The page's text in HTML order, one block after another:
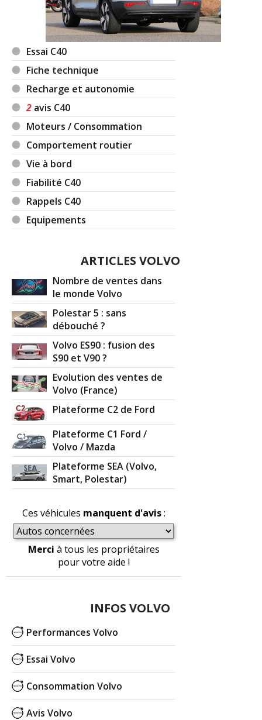
Essai C40
Fiche technique
Recharge et autonomie
2 avis C40
Moteurs / Consommation
Comportement routier
Vie à bord
Fiabilité C40
Rappels C40
Equipements
ARTICLES VOLVO
Nombre de ventes dans
le monde Volvo
Polestar 5 : sans
débouché ?
Volvo ES90 : fusion des
S90 et V90 ?
Evolution des ventes de
Volvo (France)
Plateforme C2 de Ford
Plateforme C1 Ford /
Volvo / Mazda
Plateforme SEA (Volvo,
Smart, Polestar)
Ces véhicules manquent d'avis:
Merci à tous les propriétaires
pour votre aide !
INFOS VOLVO
Performances Volvo
Essai Volvo
Consommation Volvo
Avis Volvo